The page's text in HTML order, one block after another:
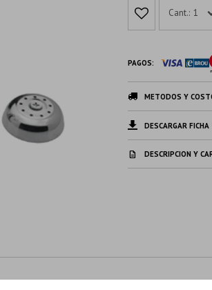
1
PAGOS:
METODOS Y
DESCARGAR FICHA
DESCRIPCION Y